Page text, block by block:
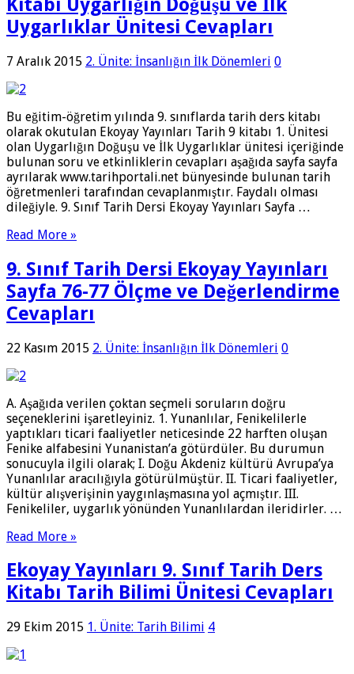
Kitabı Uygarlığın Doğuşu ve İlk
Uygarlıklar Ünitesi Cevapları
7 Aralık 2015 2. Ünite: İnsanlığın İlk Dönemleri 0
Bu eğitim-öğretim yılında 9. sınıflarda tarih ders kitabı
olarak okutulan Ekoyay Yayınları Tarih 9 kitabı 1. Ünitesi
olan Uygarlığın Doğuşu ve İlk Uygarlıklar ünitesi içeriğinde
bulunan soru ve etkinliklerin cevapları aşağıda sayfa sayfa
ayrılarak www.tarihportali.net bünyesinde bulunan tarih
öğretmenleri tarafından cevaplanmıştır. Faydalı olması
dileğiyle. 9. Sınıf Tarih Dersi Ekoyay Yayınları Sayfa …
Read More »
9. Sınıf Tarih Dersi Ekoyay Yayınları
Sayfa 76-77 Ölçme ve Değerlendirme
Cevapları
22 Kasım 2015 2. Ünite: İnsanlığın İlk Dönemleri 0
A. Aşağıda verilen çoktan seçmeli soruların doğru
seçeneklerini işaretleyiniz. 1. Yunanlılar, Fenikelilerle
yaptıkları ticari faaliyetler neticesinde 22 harften oluşan
Fenike alfabesini Yunanistan’a götürdüler. Bu durumun
sonucuyla ilgili olarak; I. Doğu Akdeniz kültürü Avrupa’ya
Yunanlılar aracılığıyla götürülmüştür. II. Ticari faaliyetler,
kültür alışverişinin yaygınlaşmasına yol açmıştır. III.
Fenikeliler, uygarlık yönünden Yunanlılardan ileridirler. …
Read More »
Ekoyay Yayınları 9. Sınıf Tarih Ders
Kitabı Tarih Bilimi Ünitesi Cevapları
29 Ekim 2015 1. Ünite: Tarih Bilimi 4